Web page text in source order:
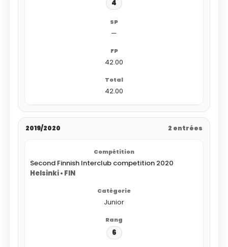
4
—
42.00
42.00
2019/2020 2 entrées
Second Finnish Interclub competition 2020
Helsinki • FIN
Junior
6